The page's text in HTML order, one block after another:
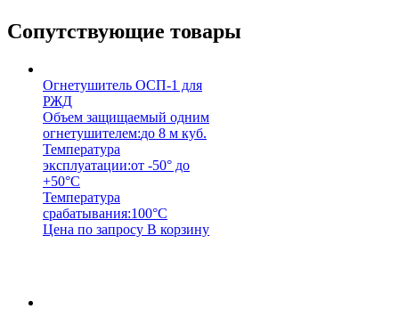
Сопутствующие товары
Огнетушитель ОСП-1 для
РЖД
Объем защищаемый одним
огнетушителем:до 8 м куб.
Температура
эксплуатации:от -50° до
+50°С
Температура
срабатывания:100°С
Цена по запросу В корзину